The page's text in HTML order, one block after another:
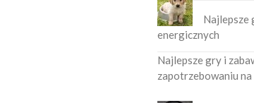
Najlepsze
energicznych
Najlepsze gry i
zapotrzebowaniu